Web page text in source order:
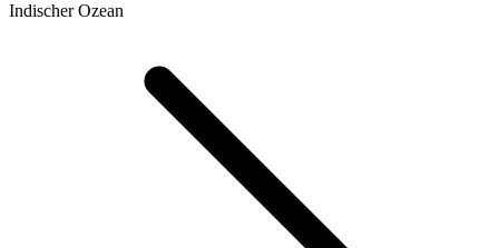
Indischer Ozean